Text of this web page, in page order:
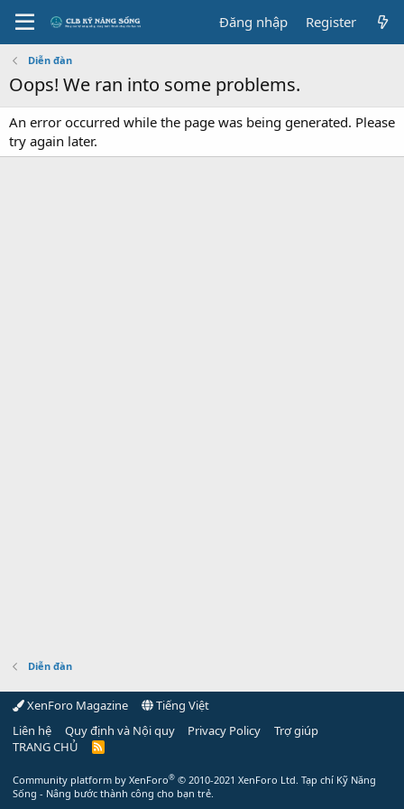
Đăng nhập Register
Diễn đàn
Oops! We ran into some problems.
An error occurred while the page was being generated. Please
try again later.
Diễn đàn
XenForo Magazine
Tiếng Việt
Liên hệ
Quy định và Nội quy Privacy Policy
Trợ giúp
TRANG CHỦ
R
Community platform by XenForo® © 2010-2021 XenForo Ltd. Tạp chí Kỹ Năng
Sống - Nâng bước thành công cho bạn trẻ.